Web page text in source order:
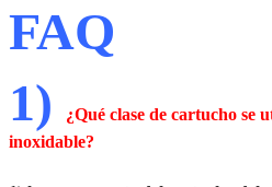
FAQ
1)
¿Qué clase de cartucho se
inoxidable?